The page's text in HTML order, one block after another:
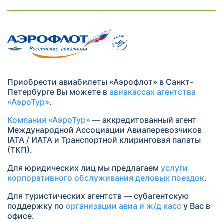
Приобрести авиабилеты «Аэрофлот» в Санкт-
Петербурге Вы можете в авиакассах агентства
«АэроТур».
Компания «АэроТур» — аккредитованный агент
Международной Ассоциации Авиаперевозчиков
IATA / ИАТА и Транспортной клиринговая палаты
(ТКП).
Для юридических лиц мы предлагаем услуги
корпоративного обслуживания деловых поездок.
Для туристических агентств — субагентскую
поддержку по организации авиа и ж/д касс у Вас в
офисе.